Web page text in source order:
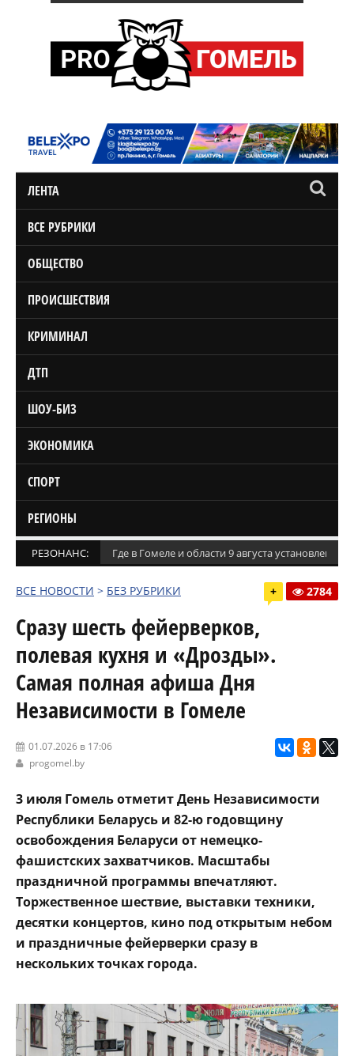
ЛЕНТА
ВСЕ РУБРИКИ
ОБЩЕСТВО
ПРОИСШЕСТВИЯ
КРИМИНАЛ
ДТП
ШОУ-БИЗ
ЭКОНОМИКА
СПОРТ
РЕГИОНЫ
РЕЗОНАНС: Где в Гомеле и области 9 августа установлены
ВСЕ НОВОСТИ > БЕЗ РУБРИКИ + 2784
Сразу шесть фейерверков,
полевая кухня и «Дрозды».
Самая полная афиша Дня
Независимости в Гомеле
01.07.2026 в 17:06
progomel.by
3 июля Гомель отметит День Независимости
Республики Беларусь и 82-ю годовщину
освобождения Беларуси от немецко-
фашистских захватчиков. Масштабы
праздничной программы впечатляют.
Торжественное шествие, выставки техники,
десятки концертов, кино под открытым небом
и праздничные фейерверки сразу в
нескольких точках города.